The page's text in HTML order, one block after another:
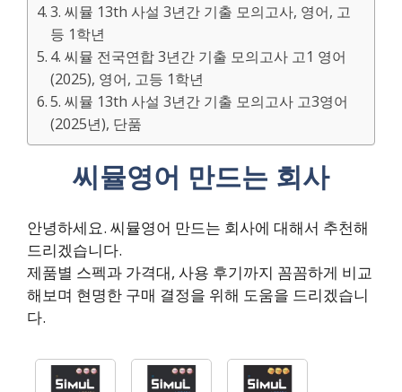
3. 씨뮬 13th 사설 3년간 기출 모의고사, 영어, 고
등 1학년
4. 씨뮬 전국연합 3년간 기출 모의고사 고1 영어
(2025), 영어, 고등 1학년
5. 씨뮬 13th 사설 3년간 기출 모의고사 고3영어
(2025년), 단품
씨뮬영어 만드는 회사
안녕하세요. 씨뮬영어 만드는 회사에 대해서 추천해
드리겠습니다.
제품별 스펙과 가격대, 사용 후기까지 꼼꼼하게 비교
해보며 현명한 구매 결정을 위해 도움을 드리겠습니
다.